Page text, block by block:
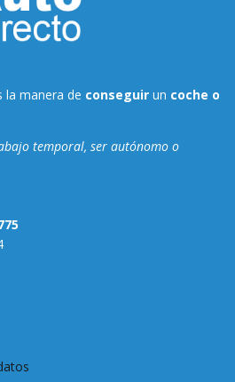
la manera de conseguir un coche o
temporal, ser autónomo o